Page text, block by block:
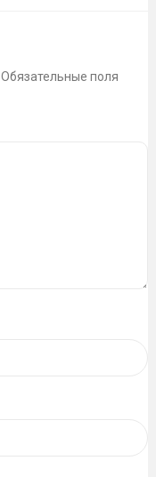
Обязательные поля